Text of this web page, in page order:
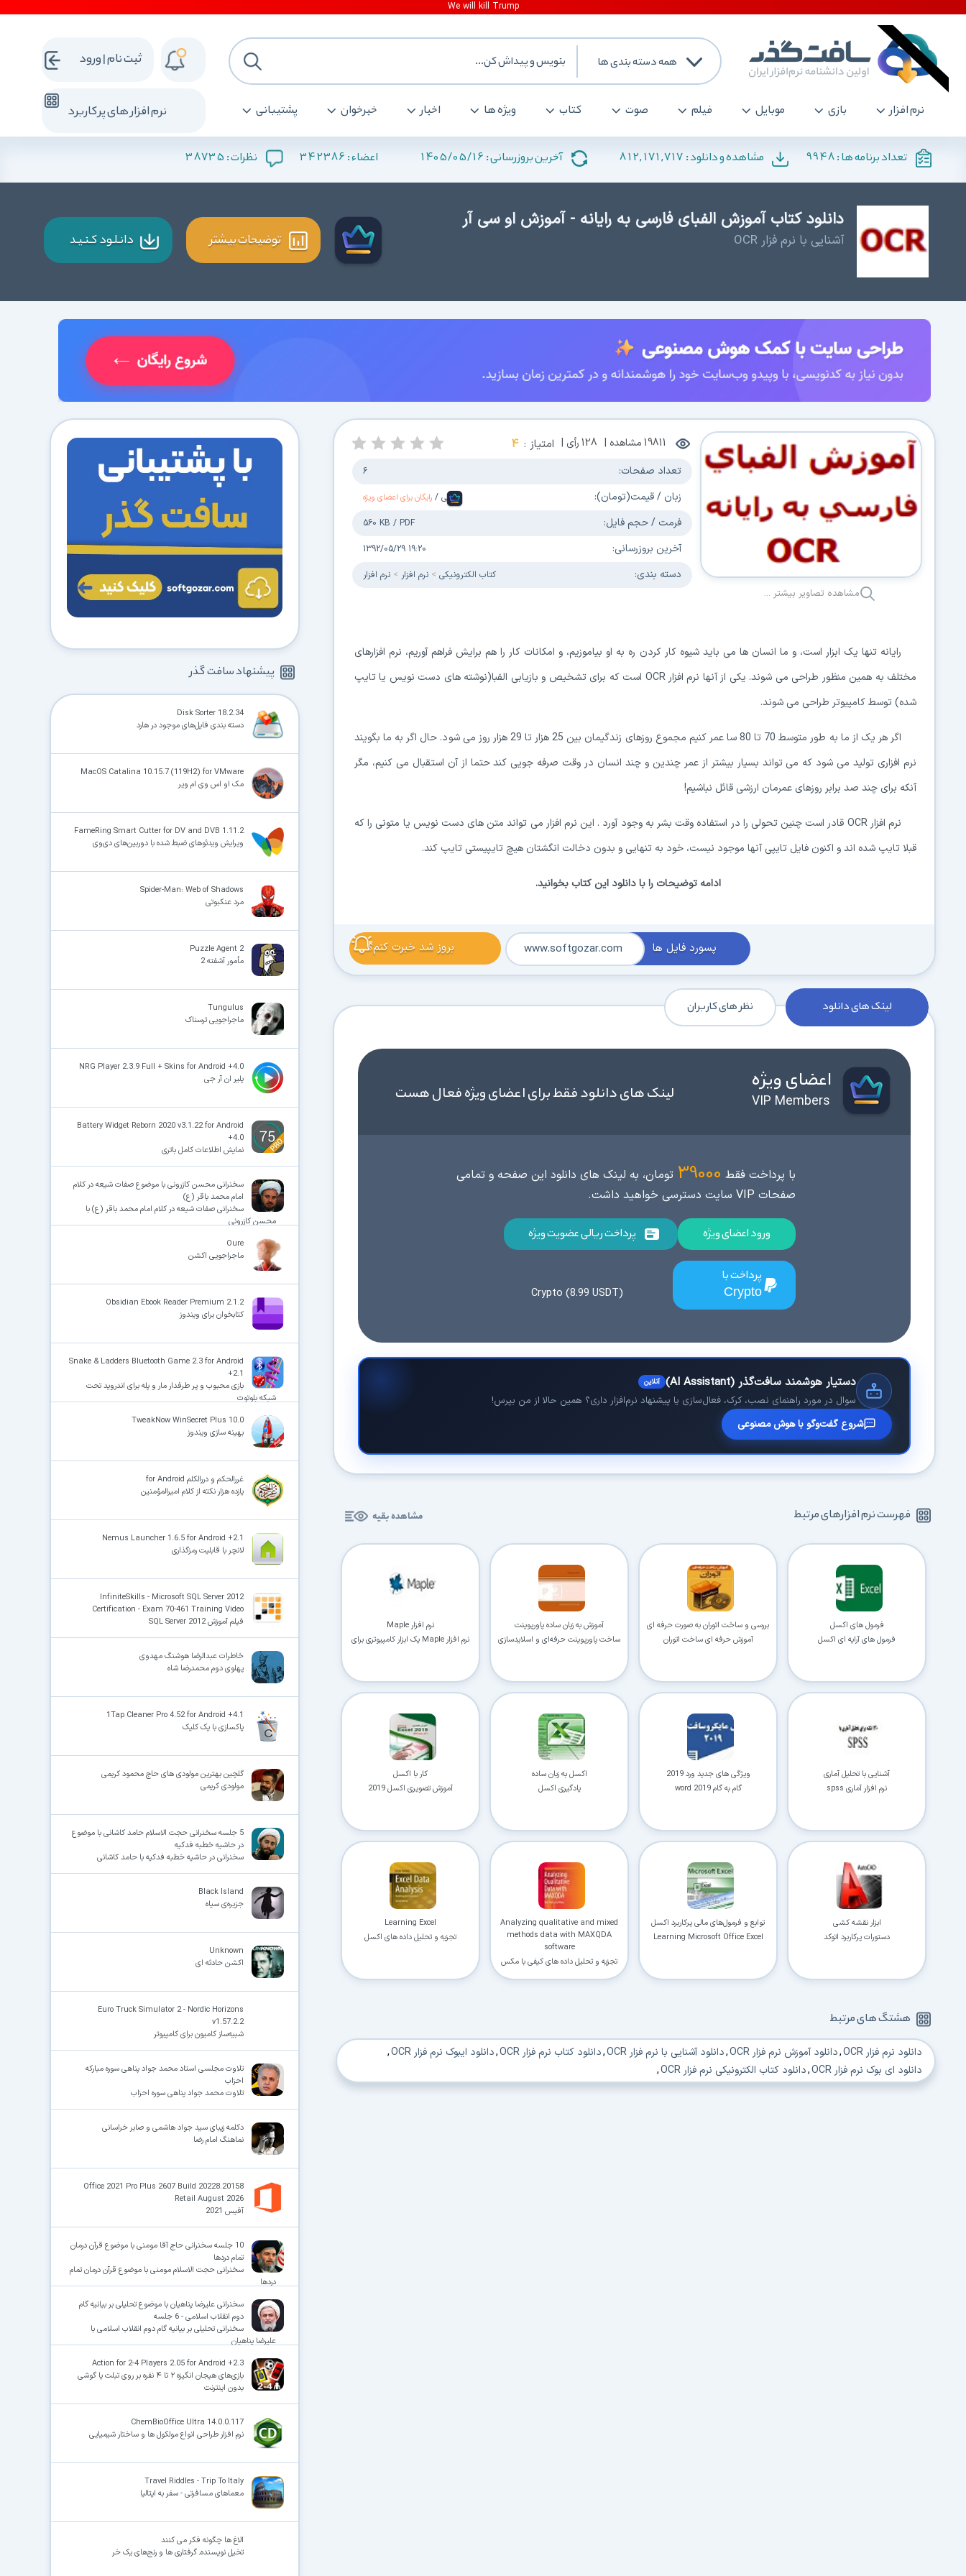
همه دسته بندی ها
نرم افزار بازی موبایل فیلم صوت کتاب ویژه ها اخبار خبرخوان پشتیبانی نرم افزار های پرکاربرد
ثبت نام | ورود
تعداد برنامه ها :9948 مشاهده و دانلود : 812,171,717 آخرین بروزرسانی : 1405/05/16 اعضاء : 342386 نظرات : 38735
دانلود کتاب آموزش الفبای فارسی به رایانه - آموزش او سی آر
آشنایی با نرم فزار OCR توضیحات بیشتر دانـلـود کـنـیـد
مشاهده تصاویر بیشتر ...
19811مشاهده | 128رأی | امتیاز : 4
تعداد صفحات: 6
زبان / قیمت(تومان): فارسی / رایگان برای اعضای ویژه
فرمت / حجم فایل: 560 KB / PDF
آخرین بروزرسانی: 1392/05/29 19:20
دسته بندی: كتاب الكترونیکی نرم افزار نرم افزار
رایانه تنها یک ابزار است، و ما انسان ها می باید شیوه کار کردن ره به او بیاموزیم، و امکانات کار را هم برایش فراهم آوریم، نرم افزارهای
مختلف به همین منظور طراحی می شوند. یکی از آنها نرم افزارOCR است که برای تشخیص و بازیابی الفبا(نوشته های دست نویس یا تایپ
شده) توسط کامپیوتر طراحی می شوند.
اگر هر یک از ما به طور متوسط 70 تا 80 سا عمر کنیم مجموع روزهای زندگیمان بین 25 هزار تا 29 هزار روز می شود. حال اگر به ما بگویند
نرم افزاری تولید می شود که می تواند بسیار بیشتر از عمر چندین و چند انسان در وقت صرفه جویی کند حتما از آن استقبال می کنیم، مگر
آنکه برای چند صد برابر روزهای عمرمان ارزشی قائل نباشیم!
نرم افزارOCR قادر است چنین تحولی را در استفاده وقت بشر به وجود آورد . این نرم افزار می تواند متن های دست نویس یا متونی را که
قبلا تایپ شده اند و اکنون فایل تایپی آنها موجود نیست، خود به تنهایی و بدون دخالت انگشتان هیچ تایپیستی تایپ کند.
ادامه توضیحات را با دانلود این کتاب بخوانید.
بروز شد خبرت کنم؟ پسورد فایل ها www.softgozar.com
لینک های دانلود نظر های کاربران
اعضای ویژه
VIP Members لینک های دانلود فقط برای اعضای ویژه فعال هست
با پرداخت فقط 39000 تومان، به لینک های دانلود این صفحه و تمامی
صفحات VIP سایت دسترسی خواهید داشت.
ورود اعضای ویژه پرداخت ریالی عضویت ویژه
پرداخت با
Crypto
Crypto (8.99 USDT)
دستیار هوشمند سافت‌گذر (AI Assistant) آنلاین
سوال در مورد راهنمای نصب، کرک، فعال‌سازی یا پیشنهاد نرم‌افزار داری؟ همین حالا از من بپرس!
شروع گفت‌وگو با هوش مصنوعی
فهرست نرم افزارهای مرتبط مشاهده بقیه
فرمول های اکسل
فرمول های آرایه ای اکسل
بررسی و ساخت اتوران به صورت حرفه ای
آموزش حرفه ای ساخت اتوران
آموزش به زبان ساده پاورپوینت
ساخت پاورپوینت حرفه‌ای و اسلایدسازی
نرم افزار Maple
نرم افزار Maple یک ابزار کامپیوتری برای
آشنایی با تحلیل آماری
نرم افزار آماری spss
ویژگی های جدید ورد 2019
گام به گام word 2019
اکسل به زبان ساده
یادگیری اکسل
کار با اکسل
آموزش تصویری اکسل 2019
ابزار نقشه کشی
دستورات پرکاربرد اتوکد
توابع و فرمول‌های مالی پرکاربرد اکسل
Learning Microsoft Office Excel
Analyzing qualitative and mixed
methods data with MAXQDA
software
تجزیه و تحلیل داده های کیفی با مکس
Learning Excel
تجزیه و تحلیل داده های اکسل
هشتگ های مرتبط
دانلود نرم فزار OCR ,دانلود آموزش نرم فزار OCR ,دانلود آشنایی با نرم فزار OCR ,دانلود کتاب نرم فزار OCR ,دانلود ایبوک نرم فزار OCR
,
دانلود ای بوک نرم فزار OCR
,دانلود کتاب الکترونیکی نرم فزار OCR ,
پیشنهاد سافت گذر
Disk Sorter 18.2.34
دسته بندی فایل‌های موجود در هارد
MacOS Catalina 10.15.7 (119H2) for VMware
مک او اس وی ام ویر
FameRing Smart Cutter for DV and DVB 1.11.2
ویرایش ویدئوهای ضبط‌ شده با دوربین‌های دی‌وی
Spider-Man: Web of Shadows
مرد عنکبوتی
Puzzle Agent 2
مأمور آشفته 2
Tungulus
ماجراجویی ترسناک
NRG Player 2.3.9 Full + Skins for Android +4.0
پلیر ان آر جی
Battery Widget Reborn 2020 v3.1.22 for Android
+4.0
نمایش اطلاعات کامل باتری
سخنرانی محسن کازرونی با موضوع صفات شیعه در کلام
امام محمد باقر (ع)
سخنرانی صفات شیعه در کلام امام محمد باقر (ع) با
محسن کازرونی
Oure
ماجراجویی اکشن
Obsidian Ebook Reader Premium 2.1.2
کتابخوان برای ویندوز
Snake & Ladders Bluetooth Game 2.3 for Android
+2.1
بازی محبوب و پر طرفدار مار و پله برای اندروید تحت
شبکه بلوتوث
TweakNow WinSecret Plus 10.0
بهینه سازی ویندوز
غررالحکم و دررالکلم for Android
یازده هزار نکته از کلام امیرالمؤمنین
Nemus Launcher 1.6.5 for Android +2.1
لانچر با قابلیت رمزگذاری
InfiniteSkills - Microsoft SQL Server 2012
Certification - Exam 70-461 Training Video
فیلم آموزش SQL Server 2012
خاطرات ع‍ب‍دال‍رض‍ا ه‍وش‍ن‍گ‌ م‍ه‍دوی‌
پهلوی دوم محمدرضا شاه
1Tap Cleaner Pro 4.52 for Android +4.1
پاکسازی با یک کلیک
گلچین بهترین مولودی های حاج محمود کریمی
مولودی کریمی
5 جلسه سخنرانی حجت الاسلام حامد کاشانی با موضوع
در حاشیه خطبه فدکیه
سخنرانی در حاشیه خطبه فدکیه با حامد کاشانی
Black Island
جزیره‌ی سیاه
Unknown
اکشن حادثه ای
Euro Truck Simulator 2 - Nordic Horizons
v1.57.2.2
شبیه‌ساز کامیون برای کامپیوتر
تلاوت مجلسی استاد محمد جواد پناهی سوره مبارکه
احزاب
تلاوت محمد جواد پناهی سوره احزاب
دکلمه زیبای سید جواد هاشمی و صابر خراسانی
نماهنگ امام رضا
Office 2021 Pro Plus 2607 Build 20228.20158
Retail August 2026
آفیس 2021
10 جلسه سخنرانی حاج آقا مومنی با موضوع قرآن درمان
تمام دردها
سخنرانی حجت الاسلام مومنی با موضوع قرآن درمان تمام
دردها
سخنرانی علیرضا پناهیان با موضوع تحلیلی بر بیانیه گام
دوم انقلاب اسلامی - 6 جلسه
سخنرانی تحلیلی بر بیانیه گام دوم انقلاب اسلامی با
علیرضا پناهیان
Action for 2-4 Players 2.05 for Android +2.3
بازی‌های هیجان انگیزه ۲ تا ۴ نفره بر روی تبلت یا گوشی
بدون اینترنت
ChemBioOffice Ultra 14.0.0.117
نرم افزار طراحی انواع مولکول ها و ساختار شیمیایی
Travel Riddles - Trip To Italy
معماهای مسافرتی - سفر به ایتالیا
الاغ ها چگونه فکر می کنند
تخیل نویسنده٬ گرفتاری ها و رنج‌های یک خر
در حال آماده‌سازی لینک دانلود...
15
⭐ با عضویت ویژه، تمام محدودیت‌ها را بردارید:
دستیار هوشمند AI (ویژه اعضای VIP)
پاسخ‌گویی فوری به خطاهای نصب، راهنمای خط به‌خط کرک و پیشنهاد نرم‌افزارهای
کاربردی
حداکثر سرعت پهنای باند:استفاده از تمام سرعت اینترنت با ۳۲ کانکشن
✓ ثبات دانلود (Resume): ادامه دانلود پس از قطع اینترنت و دانلود موازی چند فایل
آرشیو کامل نسخه‌ها:دسترسی به تمام نسخه‌های قدیمی نرم‌افزارها
⚡ ارتقا به حساب VIP و دانلود فوری
(معادل ماهیانه 27,250 تومان در اشتراک یک‌ساله)
قبلاً عضو شدم — ورود به حساب کاربری